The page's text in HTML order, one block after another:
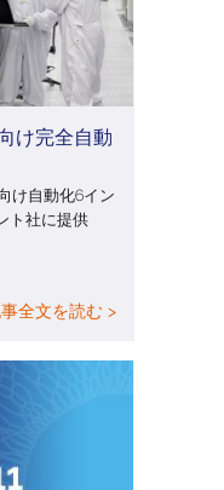
け完全自動
け自動化6イン
ト社に提供
全文を読む >